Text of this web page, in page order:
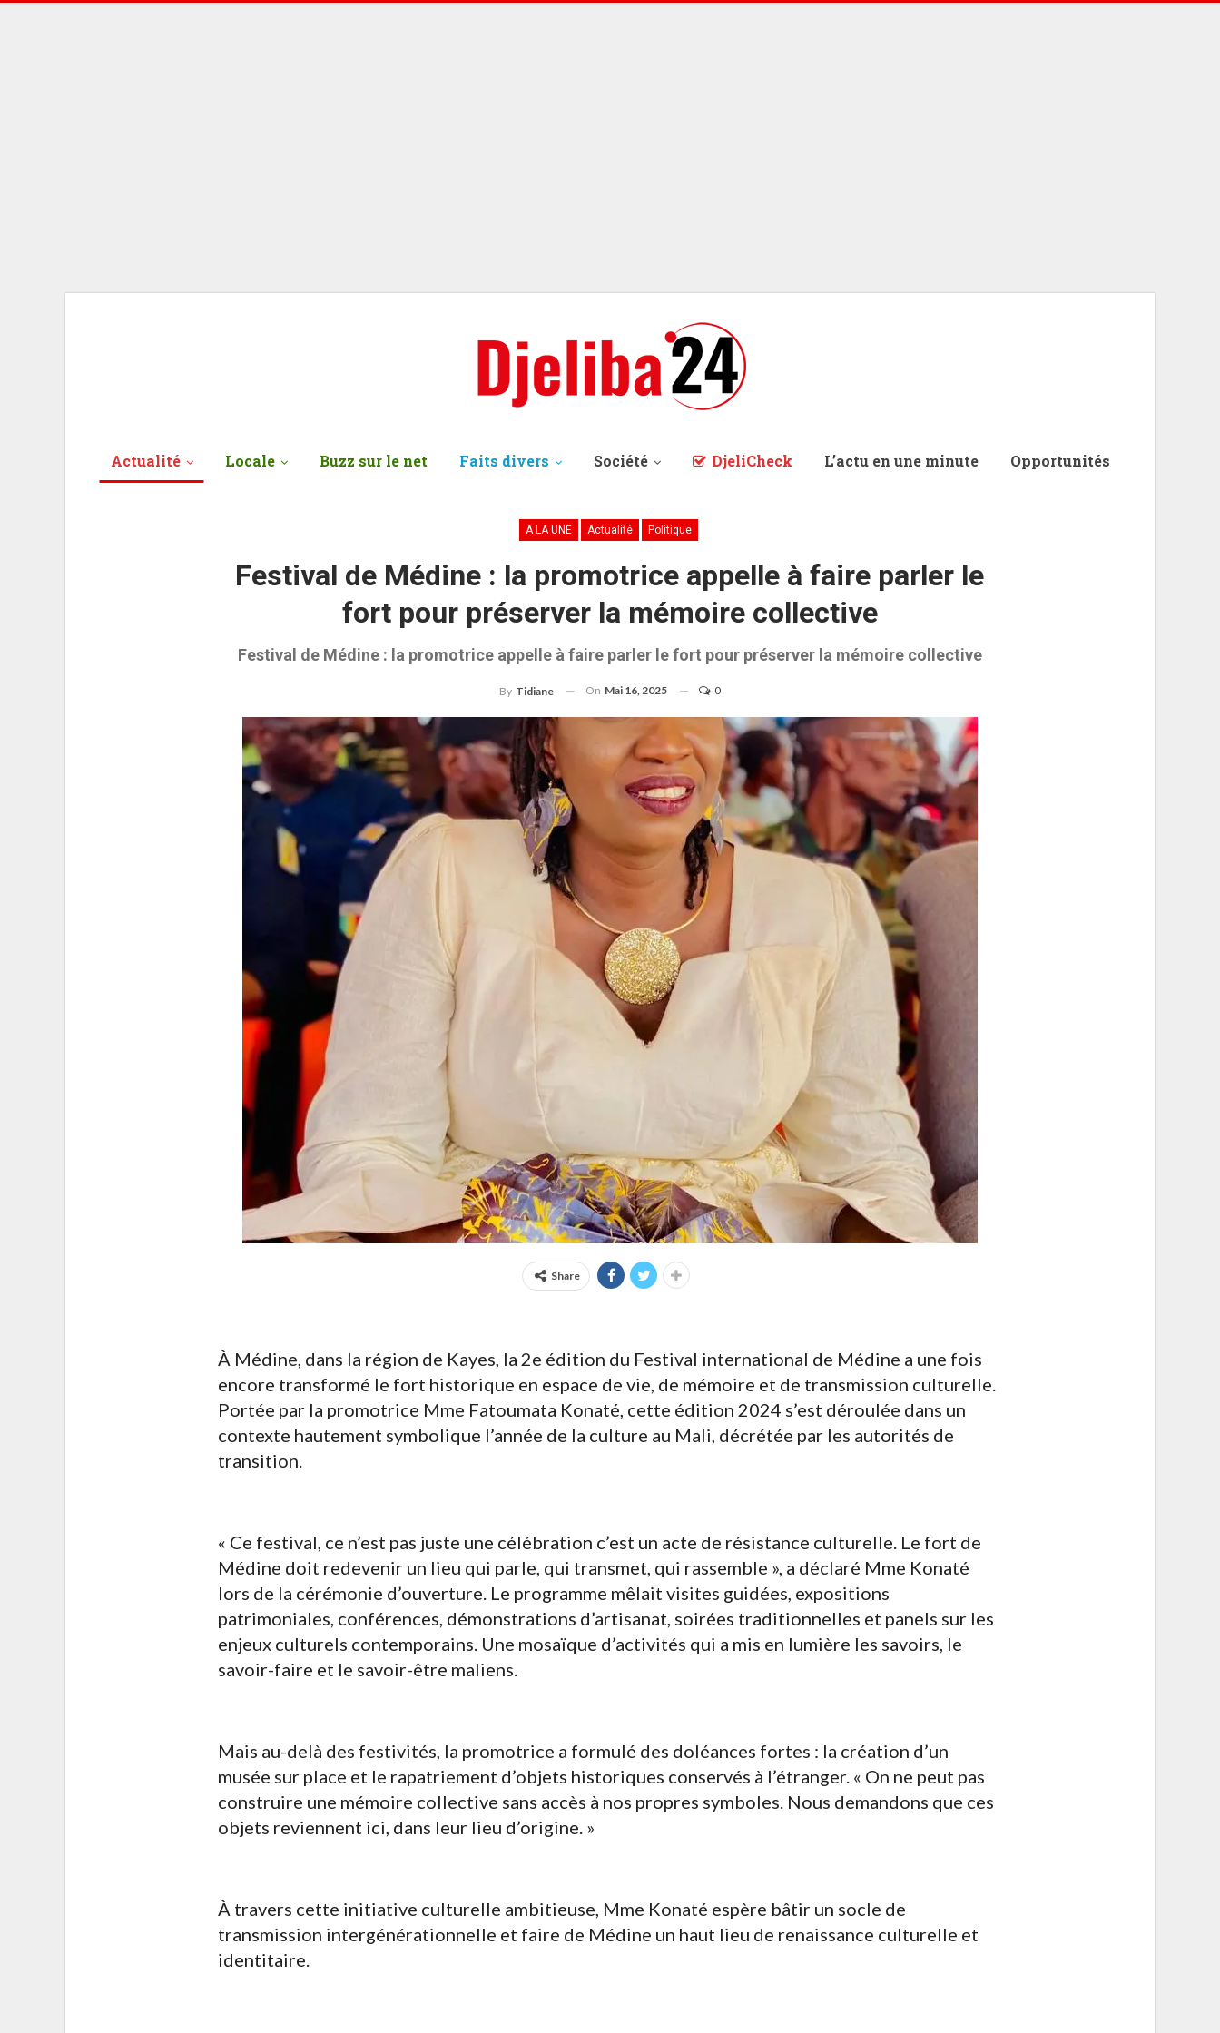
Actualité Locale Buzz sur le net Faits divers Société DjeliCheck L’actu en une minute Opportunités
A LA UNE Actualité Politique
Festival de Médine : la promotrice appelle à faire parler le
fort pour préserver la mémoire collective
Festival de Médine : la promotrice appelle à faire parler le fort pour préserver la mémoire collective
By Tidiane On Mai 16, 2025 0
Share
À Médine, dans la région de Kayes, la 2e édition du Festival international de Médine a une fois
encore transformé le fort historique en espace de vie, de mémoire et de transmission culturelle.
Portée par la promotrice Mme Fatoumata Konaté, cette édition 2024 s’est déroulée dans un
contexte hautement symbolique l’année de la culture au Mali, décrétée par les autorités de
transition.
« Ce festival, ce n’est pas juste une célébration c’est un acte de résistance culturelle. Le fort de
Médine doit redevenir un lieu qui parle, qui transmet, qui rassemble », a déclaré Mme Konaté
lors de la cérémonie d’ouverture. Le programme mêlait visites guidées, expositions
patrimoniales, conférences, démonstrations d’artisanat, soirées traditionnelles et panels sur les
enjeux culturels contemporains. Une mosaïque d’activités qui a mis en lumière les savoirs, le
savoir-faire et le savoir-être maliens.
Mais au-delà des festivités, la promotrice a formulé des doléances fortes : la création d’un
musée sur place et le rapatriement d’objets historiques conservés à l’étranger. « On ne peut pas
construire une mémoire collective sans accès à nos propres symboles. Nous demandons que ces
objets reviennent ici, dans leur lieu d’origine. »
À travers cette initiative culturelle ambitieuse, Mme Konaté espère bâtir un socle de
transmission intergénérationnelle et faire de Médine un haut lieu de renaissance culturelle et
identitaire.